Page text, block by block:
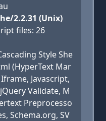
2.2.31 (Unix)
files: 26
Style She
(HyperText Mar
Javascript,
Validate, M
Preprocesso
Schema.org, SV